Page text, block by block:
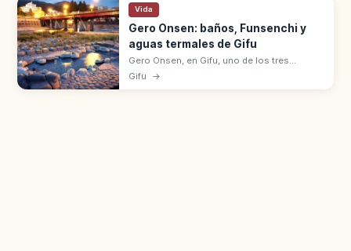
Vida
Gero Onsen: baños, Funsenchi y
aguas termales de Gifu
Gero Onsen, en Gifu, uno de los tres
grandes onsen de Japón con Arima (Hyōgo)
Gifu →